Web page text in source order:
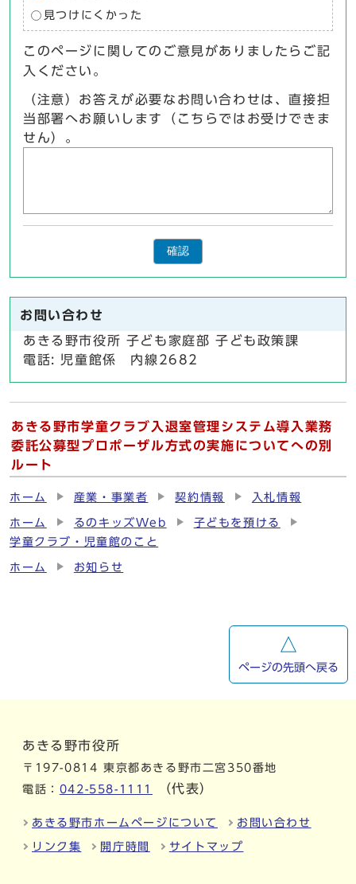
見つけにくかった
このページに関してのご意見がありましたらご記
入ください。
（注意）お答えが必要なお問い合わせは、直接担
当部署へお願いします（こちらではお受けできま
せん）。
確認
お問い合わせ
あきる野市役所 子ども家庭部 子ども政策課
電話: 児童館係 内線2682
あきる野市学童クラブ入退室管理システム導入業務
委託公募型プロポーザル方式の実施についてへの別
ルート
ホーム 産業・事業者 契約情報 入札情報
ホーム るのキッズWeb
子どもを預ける
学童クラブ・児童館のこと
ホーム お知らせ
ページの先頭へ戻る
あきる野市役所
〒197-0814 東京都あきる野市二宮350番地
電話： 042-558-1111 （代表）
あきる野市ホームページについて お問い合わせ
リンク集 開庁時間 サイトマップ